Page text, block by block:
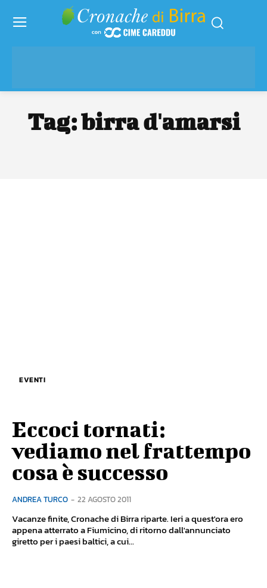
Tag:birra d'amarsi
EVENTI
Eccoci tornati:
vediamo nel frattempo
cosa è successo
ANDREA TURCO - 22 AGOSTO 2011
Vacanze finite, Cronache di Birra riparte. Ieri a quest'ora ero
appena atterrato a Fiumicino, di ritorno dall'annunciato
giretto per i paesi baltici, a cui...